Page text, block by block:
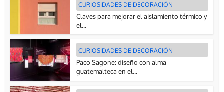
CURIOSIDADES DE DECORACIÓN
Claves para mejorar el aislamiento térmico y
el...
CURIOSIDADES DE DECORACIÓN
Paco Sagone: diseño con alma
guatemalteca en el...